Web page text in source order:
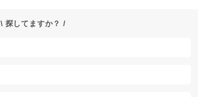
\ 探してますか？ /